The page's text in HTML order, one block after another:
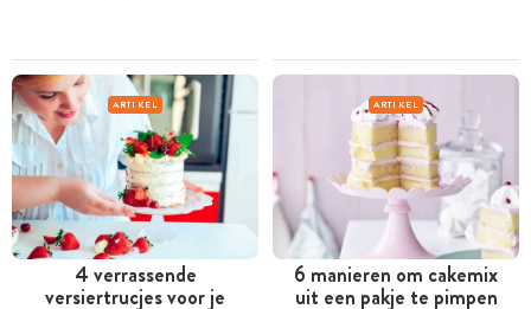
ARTIKEL
4 verrassende
versiertrucjes voor je
ARTIKEL
6 manieren om cakemix
uit een pakje te pimpen